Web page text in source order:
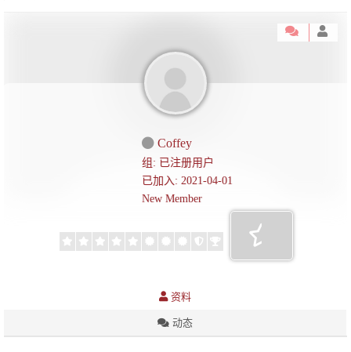
Coffey
组: 已注册用户
已加入: 2021-04-01
New Member
资料
动态